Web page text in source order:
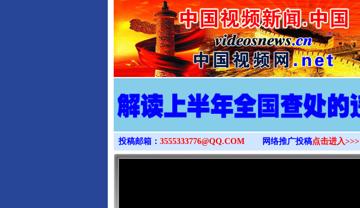
>
投稿邮箱： 3555333776@QQ.COM 网络推广投稿点击进入>>>